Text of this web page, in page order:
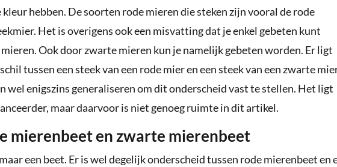
hebben. De soorten rode mieren die steken zijn vooral de rode
Het is overigens ook een misvatting dat je enkel gebeten kunt
Ook door zwarte mieren kun je namelijk gebeten worden. Er ligt
tussen een steek van een rode mier en een steek van een zwarte
wel enigszins generaliseren om dit onderscheid vast te stellen. Het ligt
maar daarvoor is niet genoeg ruimte in dit artikel.
mierenbeet en zwarte mierenbeet
een beet. Er is wel degelijk onderscheid tussen rode mierenbeet en